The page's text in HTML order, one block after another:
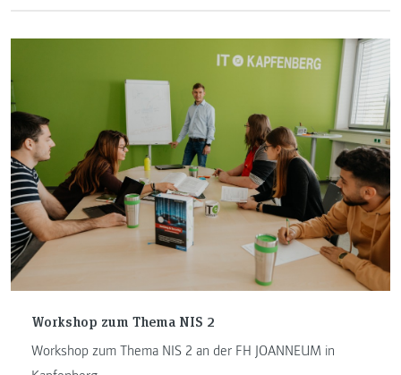
Workshop zum Thema NIS 2
Workshop zum Thema NIS 2 an der FH JOANNEUM in